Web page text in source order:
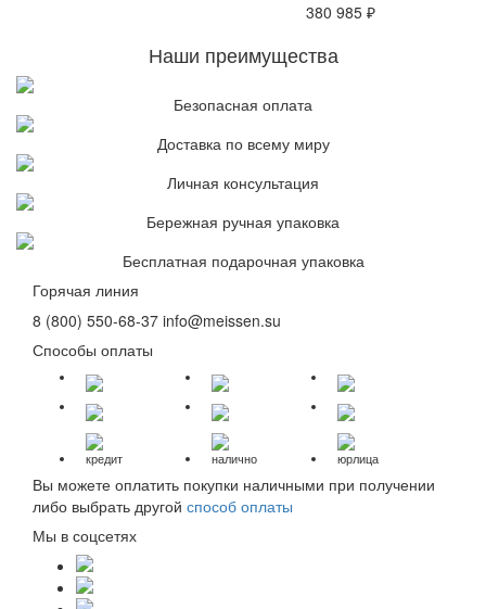
380 985 ₽
Наши преимущества
Безопасная оплата
Доставка по всему миру
Личная консультация
Бережная ручная упаковка
Бесплатная подарочная упаковка
Горячая линия
8 (800) 550-68-37 info@meissen.su
Способы оплаты
кредит налично юрлица
Вы можете оплатить покупки наличными при получении
либо выбрать другой способ оплаты
Мы в соцсетях